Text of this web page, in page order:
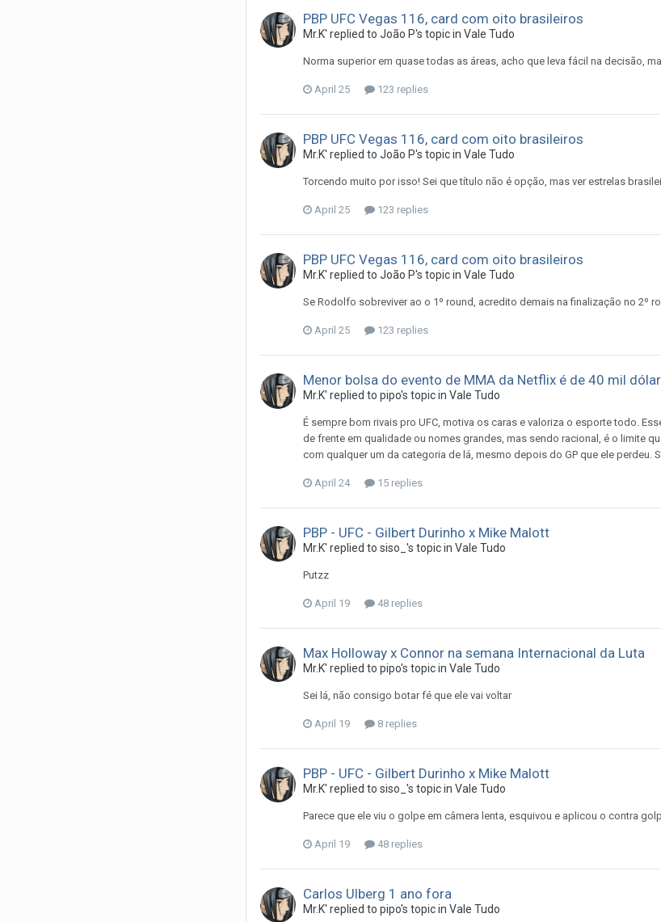
PBP UFC Vegas 116, card com oito brasileiros
Mr.K' replied to João P's topic in Vale Tudo
Norma superior em quase todas as áreas, acho que leva fácil na decisão,
April 25 123 replies
PBP UFC Vegas 116, card com oito brasileiros
Mr.K' replied to João P's topic in Vale Tudo
Torcendo muito por isso! Sei que título não é opção, mas ver estrelas
April 25 123 replies
PBP UFC Vegas 116, card com oito brasileiros
Mr.K' replied to João P's topic in Vale Tudo
Se Rodolfo sobreviver ao o 1º round, acredito demais na finalização no 2º
April 25 123 replies
Menor bolsa do evento de MMA da Netflix é de 40 mil
Mr.K' replied to pipo's topic in Vale Tudo
É sempre bom rivais pro UFC, motiva os caras e valoriza o esporte todo.
de frente em qualidade ou nomes grandes, mas sendo racional, é o limite
com qualquer um da categoria de lá, mesmo depois do GP que ele perdeu.
April 24 15 replies
PBP - UFC - Gilbert Durinho x Mike Malott
Mr.K' replied to siso_ 's topic in Vale Tudo
Putzz
April 19 48 replies
Max Holloway x Connor na semana Internacional da Luta
Mr.K' replied to pipo's topic in Vale Tudo
Sei lá, não consigo botar fé que ele vai voltar
April 19 8 replies
PBP - UFC - Gilbert Durinho x Mike Malott
Mr.K' replied to siso_ 's topic in Vale Tudo
Parece que ele viu o golpe em câmera lenta, esquivou e aplicou o contra
April 19 48 replies
Carlos Ulberg 1 ano fora
Mr.K' replied to pipo's topic in Vale Tudo